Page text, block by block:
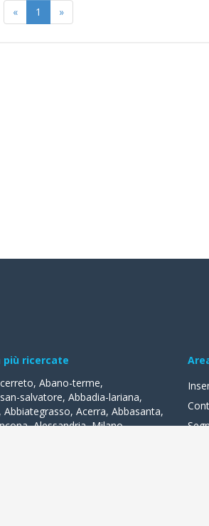
« 1 »
più ricercate
, Abano-terme,
salvatore, Abbadia-lariana,
, Abbiategrasso, Acerra, Abbasanta,
,Alessandria,Milano,